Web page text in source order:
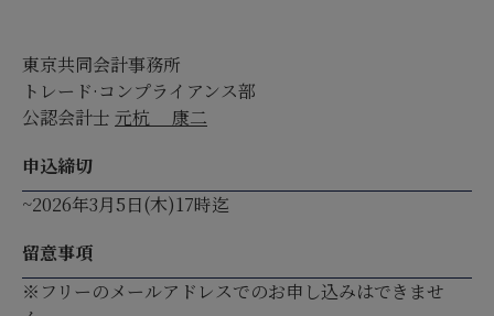
東京共同会計事務所
トレード·コンプライアンス部
公認会計士 元杭 康二
申込締切
~2026年3月5日(木)17時迄
留意事項
※フリーのメールアドレスでのお申し込みはできませ